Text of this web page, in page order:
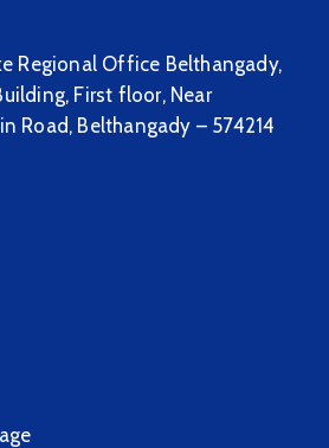
Regional Office Belthangady,
First floor, Near
Road, Belthangady – 574214